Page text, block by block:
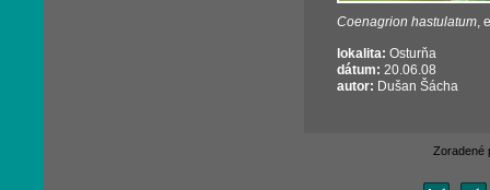
Coenagrion hastulatum,
lokalita: Osturňa
dátum: 20.06.08
autor: Dušan Šácha
Zoradené